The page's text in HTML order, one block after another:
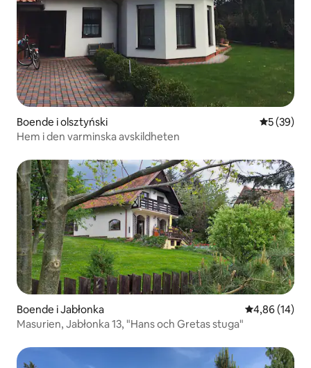
Boende i olsztyński 5 av 5 i
5 (39)
Hem i den varminska avskildheten
Boende i Jabłonka 4,86 av 5 i
4,86 (14)
Masurien, Jabłonka 13, "Hans och Gretas stuga"